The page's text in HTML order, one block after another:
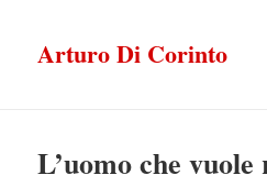
Arturo Di Corinto
L’uomo che